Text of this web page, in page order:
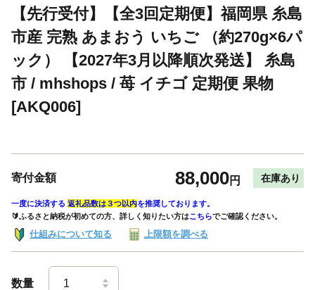
【先行受付】【全3回定期便】福岡県 糸島
市産 完熟 あまおう いちご （約270g×6パ
ック） 【2027年3月以降順次発送】 糸島
市 / mhshops / 苺 イチゴ 定期便 果物
[AKQ006]
寄付金額 88,000円 在庫あり
一度に決済する 返礼品数は３つ以内を推奨しております。
🔰ふるさと納税が初めての方、詳しく知りたい方はこちらでご確認ください。
仕組みについて知る 上限額を調べる
数量